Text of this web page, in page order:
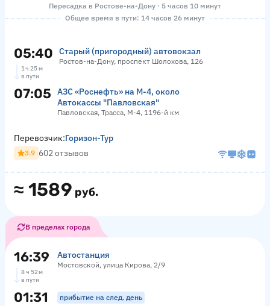
Пересадка в Ростове-на-Дону · 5 часов 10 минут
Общее время в пути: 14 часов 26 минут
05:40 Старый (пригородный) автовокзал
Ростов-на-Дону, проспект Шолохова, 126
1 ч 25 м
в пути
07:05
АЗС «Роснефть» на М-4, около
Автокассы "Павловская"
Павловская, Трасса, М-4, 1196-й км
≈ 1589 руб.
Перевозчик:Горизон-Тур
3.9 602 отзывов
В пределах города
16:39 Автостанция
Мостовской, улица Кирова, 2/9
8 ч 52 м
в пути
01:31 прибытие на след. день